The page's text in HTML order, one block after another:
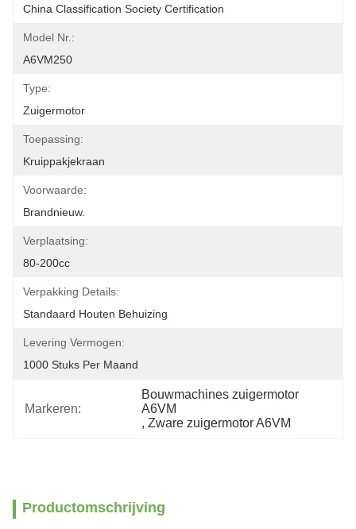
China Classification Society Certification
Model Nr.:
A6VM250
Type:
Zuigermotor
Toepassing:
Kruippakjekraan
Voorwaarde:
Brandnieuw.
Verplaatsing:
80-200cc
Verpakking Details:
Standaard Houten Behuizing
Levering Vermogen:
1000 Stuks Per Maand
Markeren:
Bouwmachines zuigermotor
A6VM
, Zware zuigermotor A6VM
Productomschrijving